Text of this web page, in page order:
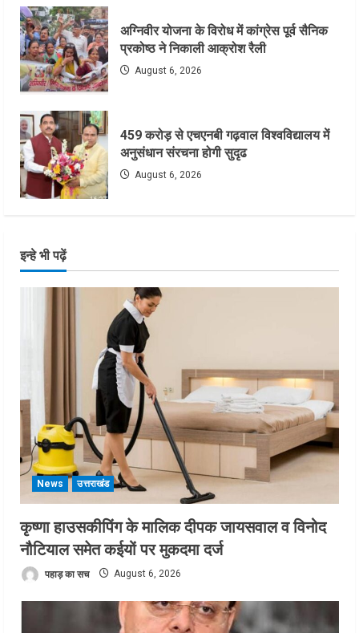
अग्निवीर योजना के विरोध में कांग्रेस पूर्व सैनिक
प्रकोष्ठ ने निकाली आक्रोश रैली
August 6, 2026
459 करोड़ से एचएनबी गढ़वाल विश्वविद्यालय में
अनुसंधान संरचना होगी सुदृढ
August 6, 2026
इन्हे भी पढ़ें
News उत्तराखंड
कृष्णा हाउसकीपिंग के मालिक दीपक जायसवाल व विनोद
नौटियाल समेत कईयों पर मुकदमा दर्ज
पहाड़ का सच August 6, 2026